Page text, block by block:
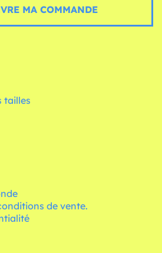
MA COMMANDE
tailles
de vente.